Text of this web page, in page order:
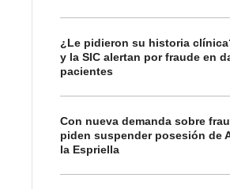
¿Le pidieron su historia
y la SIC alertan por fraude en
pacientes
Con nueva demanda sobre
piden suspender posesión de
la Espriella